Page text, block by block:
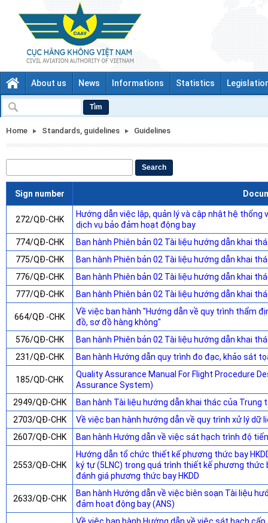
About us News Informations Statistics
Tìm
Home Standards, guidelines Guidelines
Search
Sign number
272/QĐ-CHK
Hướng dẫn việc lập, quản lý và cập nhật hệ
dịch vụ bảo đảm hoạt động bay
774/QĐ-CHK
Ban hành Phiên bản 02 Tài liệu hướng dẫn khai
775/QĐ-CHK
Ban hành Phiên bản 02 Tài liệu hướng dẫn khai
776/QĐ-CHK
Ban hành Phiên bản 02 Tài liệu hướng dẫn khai
777/QĐ-CHK
Ban hành Phiên bản 02 Tài liệu hướng dẫn khai
664/QĐ -CHK
Về việc ban hành "Hướng dẫn về quy trình thẩm
đồ, sơ đồ hàng không"
576/QĐ-CHK
Ban hành Phiên bản 02 Tài liệu hướng dẫn khai
231/QĐ-CHK
Ban hành Hướng dẫn quy trình đo đạc, khảo sát
185/QD-CHK
Quality Assurance Manual For Flight Procedure
Assurance System)
2949/QĐ-CHK
Ban hành Tài liệu hướng dẫn khai thác của Trung
2703/QĐ-CHK
Về việc ban hành hướng dẫn về quy trình xử lý dữ
2607/QĐ-CHK
Ban hành Hướng dẫn về việc sát hạch trình độ
2553/QĐ-CHK
Hướng dẫn tổ chức thiết kế phương thức bay
ký tự (5LNC) trong quá trình thiết kế phương
đánh giá phương thức bay HKDD
2633/QÐ-CHK
Ban hành Hướng dẫn về việc biên soạn Tài liệu
đảm hoạt động bay (ANS)